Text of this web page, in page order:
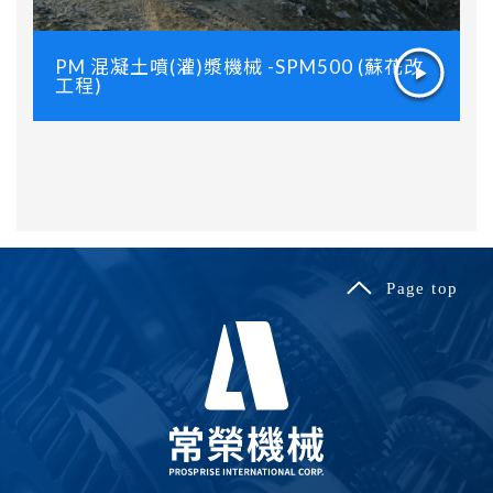
PM 混凝土噴(灌)漿機械 -SPM500 (蘇花改
工程)